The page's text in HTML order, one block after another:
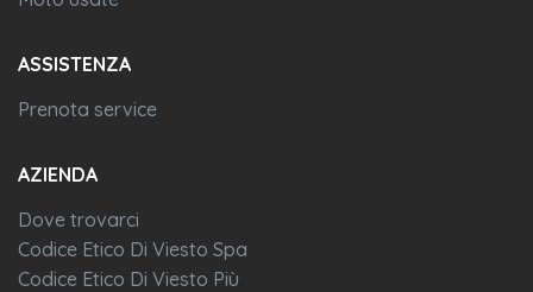
ASSISTENZA
Prenota service
AZIENDA
Dove trovarci
Codice Etico Di Viesto Spa
Codice Etico Di Viesto Più